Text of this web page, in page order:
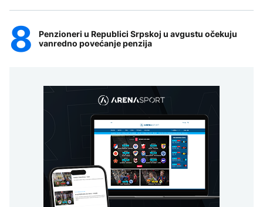
Penzioneri u Republici Srpskoj u avgustu očekuju
vanredno povećanje penzija